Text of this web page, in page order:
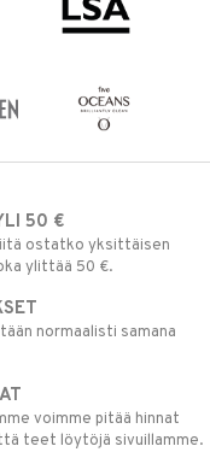
50 €
ostatko yksittäisen
ylittää 50 €.
normaalisti samana
voimme pitää hinnat
teet löytöjä sivuillamme.